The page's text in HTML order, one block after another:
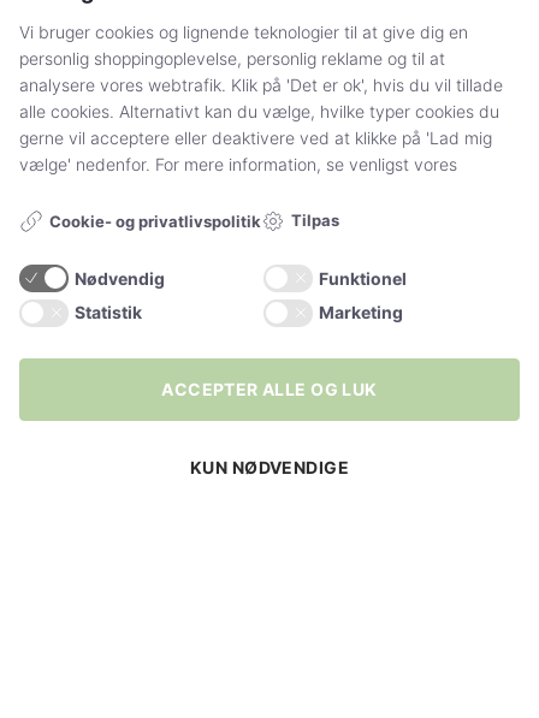
YDERLIGERE INFO
Strømpebukser
Plussize
Selvsiddende strømper
Ideen til StyleLegs
Bag Stylelegs
Sitemap
KONTAKT OS
Vi bruger cookies og lignende teknologier til at give dig en
personlig shoppingoplevelse, personlig reklame og til at
analysere vores webtrafik. Klik på 'Det er ok', hvis du vil tillade
alle cookies. Alternativt kan du vælge, hvilke typer cookies du
gerne vil acceptere eller deaktivere ved at klikke på 'Lad mig
vælge' nedenfor. For mere information, se venligst vores
Cookie- og privatlivspolitik Tilpas
Nødvendig
Funktionel
Statistik
Marketing
KUN NØDVENDIGE
ACCEPTER ALLE OG LUK